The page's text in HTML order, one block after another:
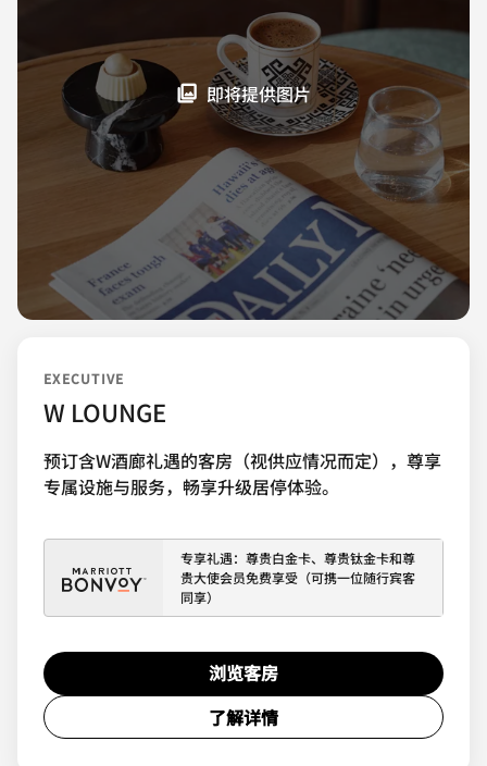
即将提供图片
EXECUTIVE
W LOUNGE
预订含W酒廊礼遇的客房（视供应情况而定），尊享
专属设施与服务，畅享升级居停体验。
专享礼遇：尊贵白金卡、尊贵钛金卡和尊
贵大使会员免费享受（可携一位随行宾客
同享）
浏览客房
了解详情